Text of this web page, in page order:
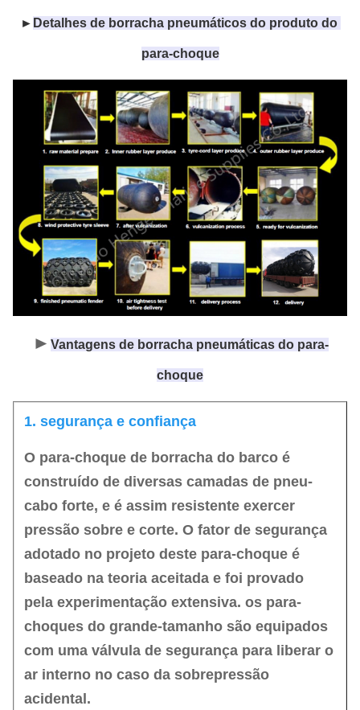
► Detalhes de borracha pneumáticos do produto do
para-choque
► Vantagens de borracha pneumáticas do para-
choque
1. segurança e confiança
O para-choque de borracha do barco é
construído de diversas camadas de pneu-
cabo forte, e é assim resistente exercer
pressão sobre e corte. O fator de segurança
adotado no projeto deste para-choque é
baseado na teoria aceitada e foi provado
pela experimentação extensiva. os para-
choques do grande-tamanho são equipados
com uma válvula de segurança para liberar o
ar interno no caso da sobrepressão
acidental.